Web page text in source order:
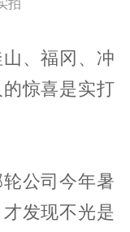
拍
、福冈、冲
惊喜是实打
公司今年暑
发现不光是